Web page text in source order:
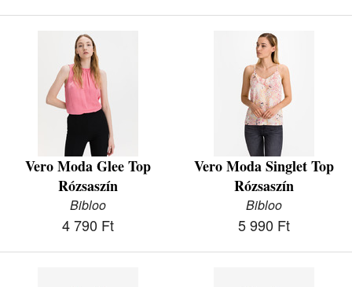
Vero Moda Glee Top
Rózsaszín
Bibloo
4 790 Ft
Vero Moda Singlet Top
Rózsaszín
Bibloo
5 990 Ft